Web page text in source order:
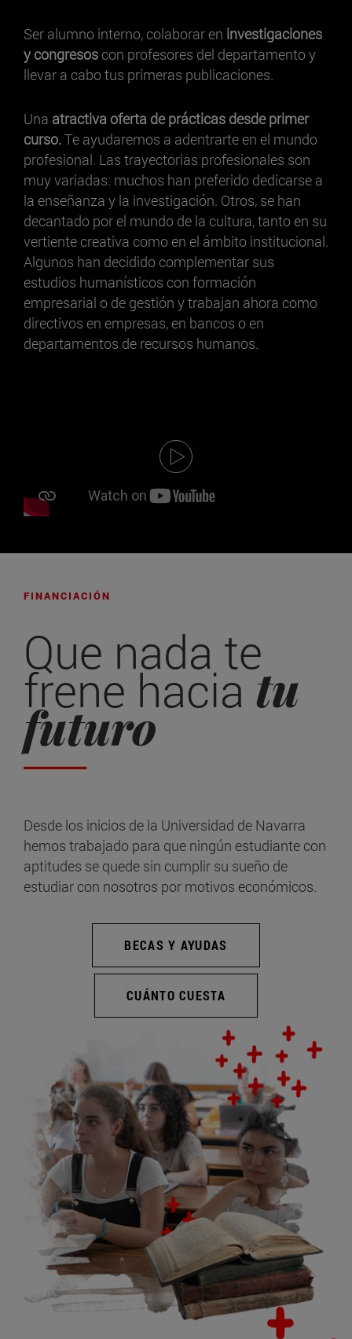
Ser alumno interno, colaborar en investigaciones
y congresos con profesores del departamento y
llevar a cabo tus primeras publicaciones.
Una atractiva oferta de prácticas desde primer
curso.Te ayudaremos a adentrarte en el mundo
profesional. Las trayectorias profesionales son
muy variadas: muchos han preferido dedicarse a
la enseñanza y la investigación. Otros, se han
decantado por el mundo de la cultura, tanto en su
vertiente creativa como en el ámbito institucional.
Algunos han decidido complementar sus
estudios humanísticos con formación
empresarial o de gestión y trabajan ahora como
directivos en empresas, en bancos o en
departamentos de recursos humanos.
FINANCIACIÓN
Que nada te
frene haciatu
futuro
Desde los inicios de la Universidad de Navarra
hemos trabajado para que ningún estudiante con
aptitudes se quede sin cumplir su sueño de
estudiar con nosotros por motivos económicos.
BECAS Y AYUDAS
CUÁNTO CUESTA